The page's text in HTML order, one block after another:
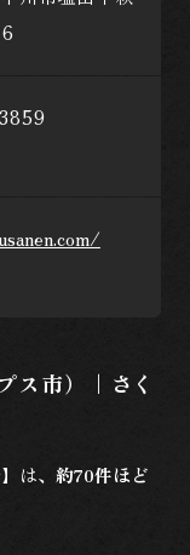
ス市）｜さく
は、約70件ほど